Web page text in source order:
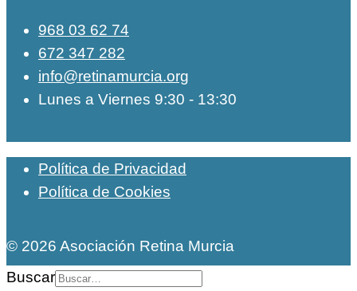
968 03 62 74
672 347 282
info@retinamurcia.org
Lunes a Viernes 9:30 - 13:30
Política de Privacidad
Política de Cookies
© 2026 Asociación Retina Murcia
Buscar